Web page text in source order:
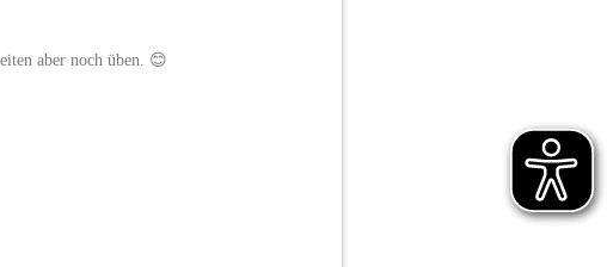
aber noch üben. 😊